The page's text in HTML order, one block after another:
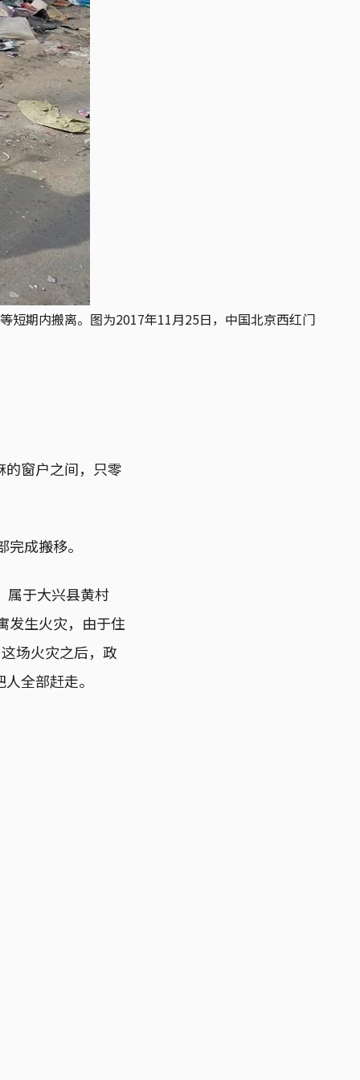
短期内搬离。图为2017年11月25日，中国北京西红门
窗户之间，只零
成搬移。
属于大兴县黄村
发生火灾，由于住
场火灾之后，政
全部赶走。